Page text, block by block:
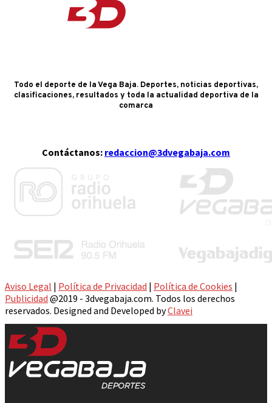
Todo el deporte de la Vega Baja. Deportes, noticias deportivas,
clasificaciones, resultados y toda la actualidad deportiva de la
comarca
Contáctanos: redaccion@3dvegabaja.com
Aviso Legal | Política de Privacidad | Política de Cookies |
Publicidad @2019 - 3dvegabaja.com. Todos los derechos
reservados. Designed and Developed byClavei